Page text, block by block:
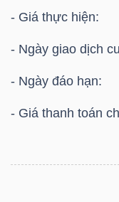
- Giá thực
- Ngày giao
- Ngày đáo
- Giá thanh toán
HÓA
KINH